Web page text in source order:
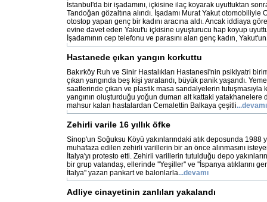
İstanbul'da bir işadamını, içkisine ilaç koyarak uyuttuktan
Tandoğan gözaltına alındı. İşadamı Murat Yakut otomobiliyle
otostop yapan genç bir kadını aracına aldı. Ancak iddiaya
evine davet eden Yakut'u içkisine uyuşturucu hap koyup
İşadamının cep telefonu ve parasını alan genç kadın, Yakut'un
Hastanede çıkan yangın korkuttu
Bakırköy Ruh ve Sinir Hastalıkları Hastanesi'nin psikiyatri
çıkan yangında beş kişi yaralandı, büyük panik yaşandı.
saatlerinde çıkan ve plastik masa sandalyelerin tutuşmasıyla
yangının oluşturduğu yoğun duman alt kattaki yatakhanelere
mahsur kalan hastalardan Cemalettin Balkaya çeşitli...devamı
Zehirli varile 16 yıllık öfke
Sinop'un Soğuksu Köyü yakınlarındaki atık deposunda 1988
muhafaza edilen zehirli varillerin bir an önce alınmasını
İtalya'yı protesto etti. Zehirli varillerin tutulduğu depo
bir grup vatandaş, ellerinde ''Yeşiller'' ve ''İspanya atıklarını
İtalya'' yazan pankart ve balonlarla...devamı
Adliye cinayetinin zanlıları yakalandı